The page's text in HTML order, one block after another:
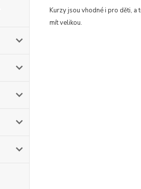
Kurzy jsou vhodné i pro děti, a
mít velikou.